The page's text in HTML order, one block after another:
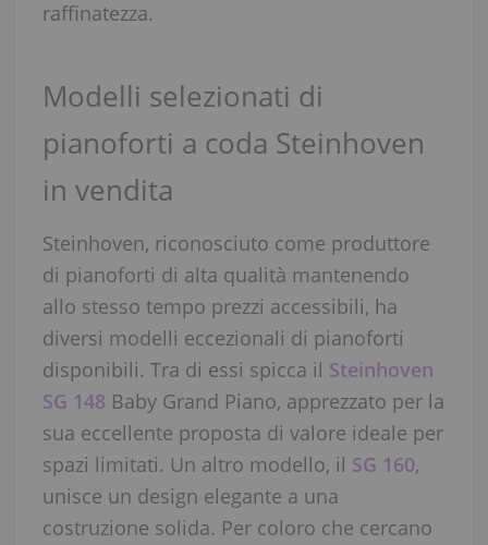
raffinatezza.
Modelli selezionati di
pianoforti a coda Steinhoven
in vendita
Steinhoven, riconosciuto come produttore
di pianoforti di alta qualità mantenendo
allo stesso tempo prezzi accessibili, ha
diversi modelli eccezionali di pianoforti
disponibili. Tra di essi spicca il Steinhoven
SG 148 Baby Grand Piano, apprezzato per la
sua eccellente proposta di valore ideale per
spazi limitati. Un altro modello, il SG 160,
unisce un design elegante a una
costruzione solida. Per coloro che cercano